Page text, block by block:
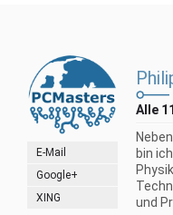
E-Mail
Google+
XING
Alle
bin
und